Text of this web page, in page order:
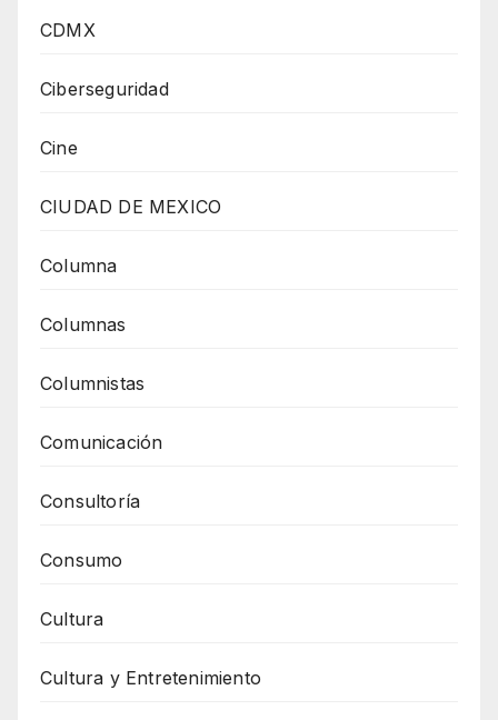
CDMX
Ciberseguridad
Cine
CIUDAD DE MEXICO
Columna
Columnas
Columnistas
Comunicación
Consultoría
Consumo
Cultura
Cultura y Entretenimiento